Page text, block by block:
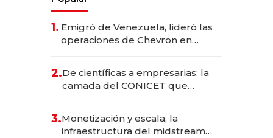
1. Emigró de Venezuela, lideró las
operaciones de Chevron en
2.De científicas a empresarias: la
camada del CONICET que
3.Monetización y escala, la
infraestructura del midstream